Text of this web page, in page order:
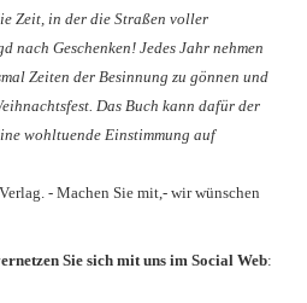
Zeit, in der die Straßen voller
nach Geschenken! Jedes Jahr nehmen
Zeiten der Besinnung zu gönnen und
Das Buch kann dafür der
wohltuende Einstimmung auf
- Machen Sie mit,- wir wünschen
Sie sich mit uns im Social Web: